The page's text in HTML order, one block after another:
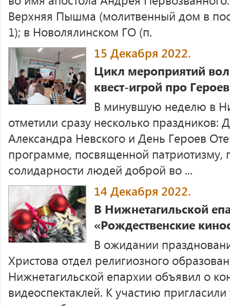
Верхняя Пышма (молитвенный дом в
1); в Новолялинском ГО (п.
15 Декабря 2022.
Цикл мероприятий
квест-игрой про
В минувшую неделю в
отметили сразу несколько праздников:
Александра Невского и День Героев
программе, посвященной патриотизму,
солидарности людей доброй во ...
14 Декабря 2022.
В Нижнетагильской
«Рождественские
В ожидании
Христова отдел религиозного
Нижнетагильской епархии объявил о
видеоспектаклей. К участию